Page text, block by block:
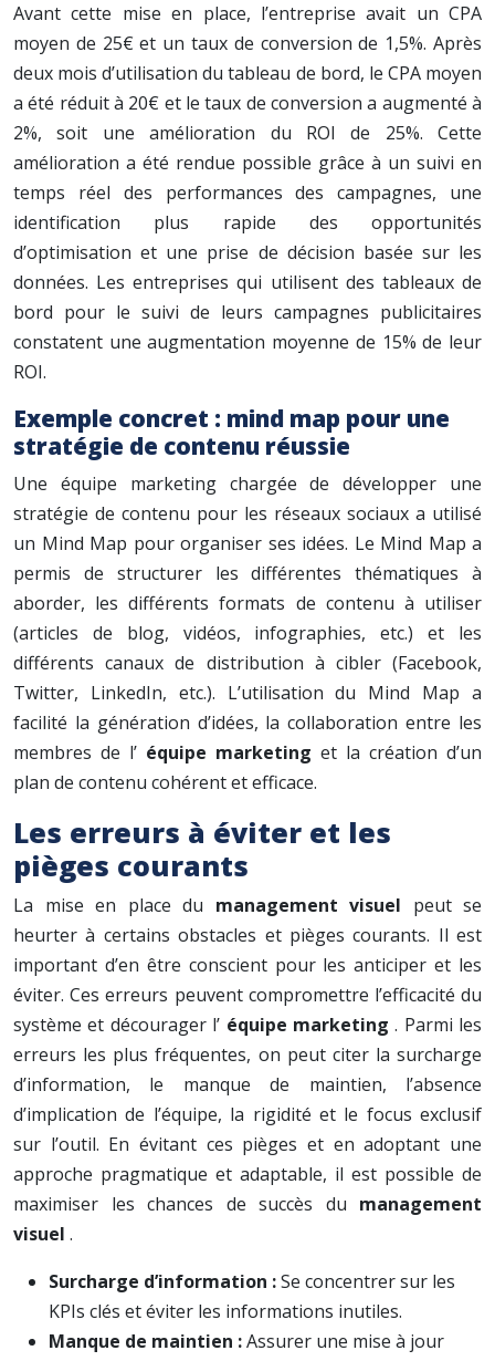
Avant cette mise en place, l’entreprise avait un CPA
moyen de 25€ et un taux de conversion de 1,5%. Après
deux mois d’utilisation du tableau de bord, le CPA moyen
a été réduit à 20€ et le taux de conversion a augmenté à
2%, soit une amélioration du ROI de 25%. Cette
amélioration a été rendue possible grâce à un suivi en
temps réel des performances des campagnes, une
identification plus rapide des opportunités
d’optimisation et une prise de décision basée sur les
données. Les entreprises qui utilisent des tableaux de
bord pour le suivi de leurs campagnes publicitaires
constatent une augmentation moyenne de 15% de leur
ROI.
Exemple concret : mind map pour une
stratégie de contenu réussie
Une équipe marketing chargée de développer une
stratégie de contenu pour les réseaux sociaux a utilisé
un Mind Map pour organiser ses idées. Le Mind Map a
permis de structurer les différentes thématiques à
aborder, les différents formats de contenu à utiliser
(articles de blog, vidéos, infographies, etc.) et les
différents canaux de distribution à cibler (Facebook,
Twitter, LinkedIn, etc.). L’utilisation du Mind Map a
facilité la génération d’idées, la collaboration entre les
membres de l’ équipe marketing et la création d’un
plan de contenu cohérent et efficace.
Les erreurs à éviter et les
pièges courants
La mise en place du management visuel peut se
heurter à certains obstacles et pièges courants. Il est
important d’en être conscient pour les anticiper et les
éviter. Ces erreurs peuvent compromettre l’efficacité du
système et décourager l’ équipe marketing. Parmi les
erreurs les plus fréquentes, on peut citer la surcharge
d’information, le manque de maintien, l’absence
d’implication de l’équipe, la rigidité et le focus exclusif
sur l’outil. En évitant ces pièges et en adoptant une
approche pragmatique et adaptable, il est possible de
maximiser les chances de succès du management
visuel .
Surcharge d’information :Se concentrer sur les
KPIs clés et éviter les informations inutiles.
Manque de maintien :Assurer une mise à jour